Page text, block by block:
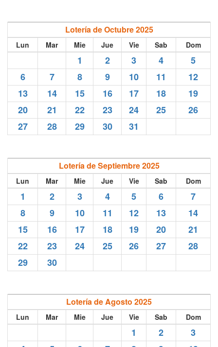
Lotería de Octubre 2025
Lun Mar Mie Jue Vie Sab Dom
1 2 3 4
5
6
7 8 9 10 11
12
13
14 15 16 17 18
19
20
21 22 23 24 25
26
27
28 29 30 31
Lotería de Septiembre 2025
Lun Mar Mie Jue Vie Sab Dom
1 2 3 4 5 6
7
8
9 10 11 12 13
14
15
16 17 18 19 20
21
22
23 24 25 26 27
28
29
30
Lotería de Agosto 2025
Lun Mar Mie Jue Vie Sab Dom
1 2
3